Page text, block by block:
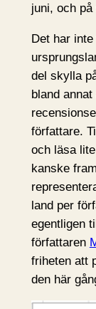
juni, och
Det har
del skylla
bland
författare.
och läsa
kanske
land per
egentligen
författaren
friheten att
den här